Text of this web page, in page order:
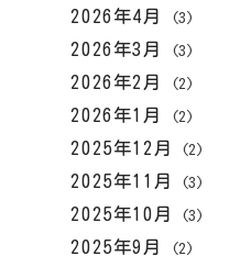
2026年4月 (3)
2026年3月 (3)
2026年2月 (2)
2026年1月 (2)
2025年12月 (2)
2025年11月 (3)
2025年10月 (3)
2025年9月 (2)